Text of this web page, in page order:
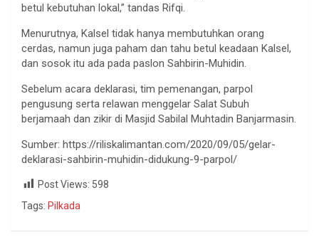
betul kebutuhan lokal,” tandas Rifqi.
Menurutnya, Kalsel tidak hanya membutuhkan orang
cerdas, namun juga paham dan tahu betul keadaan Kalsel,
dan sosok itu ada pada paslon Sahbirin-Muhidin.
Sebelum acara deklarasi, tim pemenangan, parpol
pengusung serta relawan menggelar Salat Subuh
berjamaah dan zikir di Masjid Sabilal Muhtadin Banjarmasin.
Sumber: https://riliskalimantan.com/2020/09/05/gelar-
deklarasi-sahbirin-muhidin-didukung-9-parpol/
Post Views: 598
Tags: Pilkada